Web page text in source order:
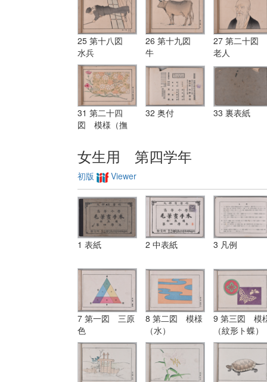
25 第十八図
水兵
26 第十九図
牛
27 第二十図
老人
31 第二十四
図 模様（撫
32 奥付 33 裏表紙
女生用 第四学年
初版 Viewer
1 表紙 2 中表紙 3 凡例
7 第一図 三原
色
8 第二図 模様
（水）
9 第三図 模
（紋形ト蝶）